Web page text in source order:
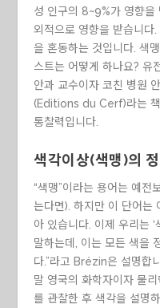
성 인구의 8~9%가 영향을
외적으로 영향을 받습니다
을 혼동하는 것입니다. 색
스트는 어떻게 하나요? 유
안과 교수이자 코친 병원
(Editions du Cerf)라는
통찰력입니다.
색각이상(색맹)의
“색맹”이라는 용어는 예전
는다면). 하지만 이 단어는
아 있습니다. 이제 우리는 ‘
말하는데, 이는 모든 색을
다.”라고 Brézin은 설명합
말 영국의 화학자이자 물
를 관찰한 후 색각을 설명